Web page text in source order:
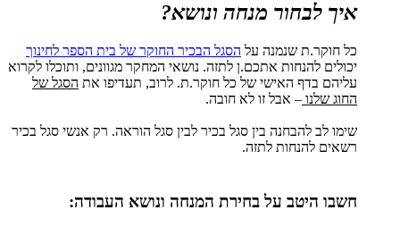
איך לבחור מנחה ונושא?
כל חוקר.ת שנמנה על הסגל הבכיר החוקר של בית הספר לחינוך
יכולים להנחות אתכם.ן לתזה. נושאי המחקר מגוונים, ותוכלו לקרוא
עליהם בדף האישי של כל חוקר.ת. לרוב, תעדיפו את הסגל של
החוג שלנו – אבל זו לא חובה.
שימו לב להבחנה בין סגל בכיר לבין סגל הוראה. רק אנשי סגל בכיר
רשאים להנחות לתזה.
חשבו היטב על בחירת המנחה ונושא העבודה: